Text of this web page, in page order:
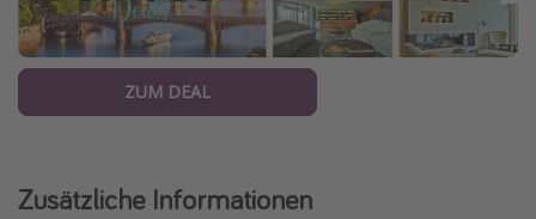
ZUM DEAL
Zusätzliche Informationen